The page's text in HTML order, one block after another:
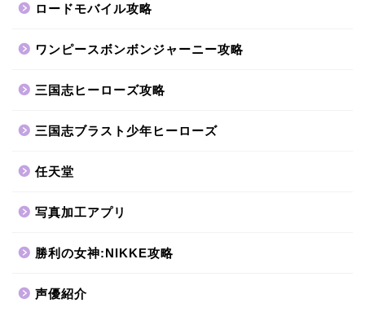
ロードモバイル攻略
ワンピースボンボンジャーニー攻略
三国志ヒーローズ攻略
三国志ブラスト少年ヒーローズ
任天堂
写真加工アプリ
勝利の女神:NIKKE攻略
声優紹介